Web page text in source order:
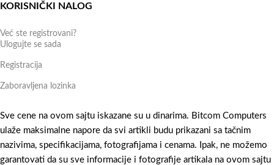
KORISNIČKI NALOG
Već ste registrovani?
Ulogujte se sada
Registracija
Zaboravljena lozinka
Sve cene na ovom sajtu iskazane su u dinarima. Bitcom Computers
ulaže maksimalne napore da svi artikli budu prikazani sa tačnim
nazivima, specifikacijama, fotografijama i cenama. Ipak, ne možemo
garantovati da su sve informacije i fotografije artikala na ovom sajtu